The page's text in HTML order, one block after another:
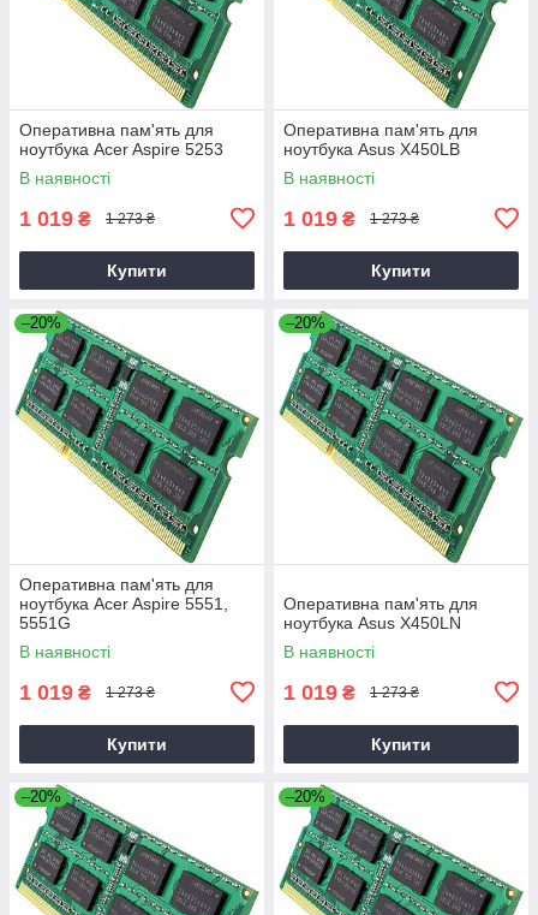
Оперативна пам'ять для
ноутбука Acer Aspire 5253
В наявності
1 019 ₴ 1 273 ₴
Купити
Оперативна пам'ять для
ноутбука Asus X450LB
В наявності
1 019 ₴ 1 273 ₴
Купити
–20%
Оперативна пам'ять для
ноутбука Acer Aspire 5551,
5551G
В наявності
1 019 ₴ 1 273 ₴
Купити
–20%
Оперативна пам'ять для
ноутбука Asus X450LN
В наявності
1 019 ₴ 1 273 ₴
Купити
–20% –20%